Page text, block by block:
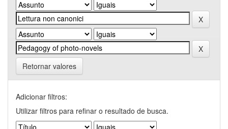
Retornar valores
Adicionar filtros:
Utilizar filtros para refinar o resultado de busca.